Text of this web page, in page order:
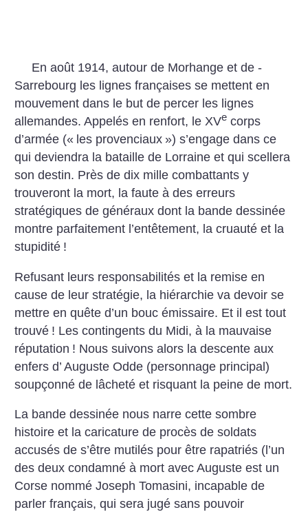
En août 1914, autour de Morhange et de ­
Sarrebourg les lignes françaises se mettent en
mouvement dans le but de percer les lignes
allemandes. Appelés en renfort, le XVe corps
d’armée (« les provenciaux ») s’engage dans ce
qui deviendra la bataille de Lorraine et qui scellera
son destin. Près de dix mille combattants y
trouveront la mort, la faute à des erreurs
stratégiques de généraux dont la bande dessinée
montre parfaitement l’entêtement, la cruauté et la
stupidité !
Refusant leurs responsabilités et la remise en
cause de leur stratégie, la hiérarchie va devoir se
mettre en quête d’un bouc émissaire. Et il est tout
trouvé ! Les contingents du Midi, à la mauvaise
réputation ! Nous suivons alors la descente aux
enfers d’ Auguste Odde (personnage principal)
soupçonné de lâcheté et risquant la peine de mort.
La bande dessinée nous narre cette sombre
histoire et la caricature de procès de soldats
accusés de s’être mutilés pour être rapatriés (l’un
des deux condamné à mort avec Auguste est un
Corse nommé Joseph Tomasini, incapable de
parler français, qui sera jugé sans pouvoir